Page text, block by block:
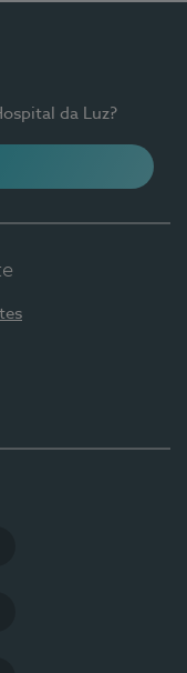
da Luz?